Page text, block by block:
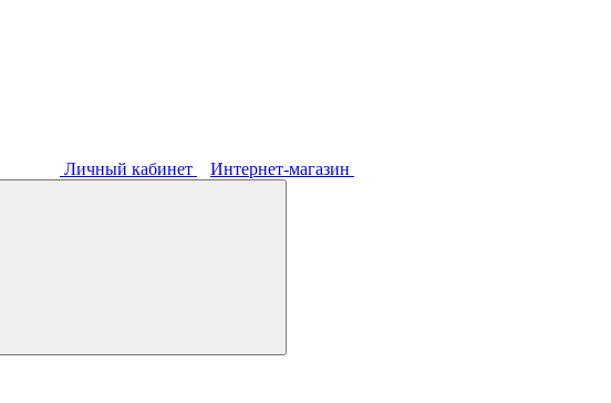
Личный кабинет Интернет-магазин